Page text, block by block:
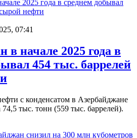
07:41
в начале 2025 года в
454 тыс. баррелей
с конденсатом в Азербайджане
74,5 тыс. тонн (559 тыс. баррелей).